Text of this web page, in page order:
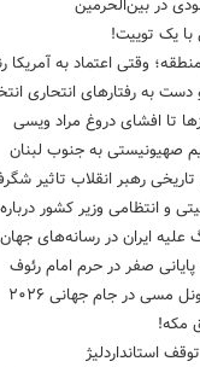
در بین‌الحرمین
با یک توییت!
وقتی اعتماد به آمریکا
دست به رفتارهای انتحاری
تا افشای دروغ مراد ویسی
صهیونیستی به جنوب لبنان
رهبر انقلاب تاثیر
و انتظامی وزیر کشور
علیه ایران در رسانه‌های جهان
صفر در حرم امام رئوف
مسی در جام جهانی ۲۰۲۶
مکه!
استانداردلیژ